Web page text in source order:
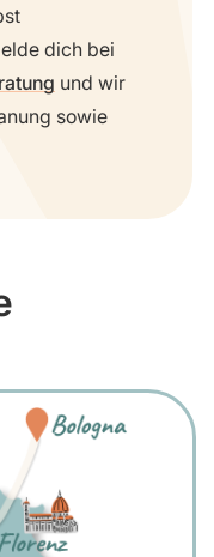
dich bei
und wir
sowie